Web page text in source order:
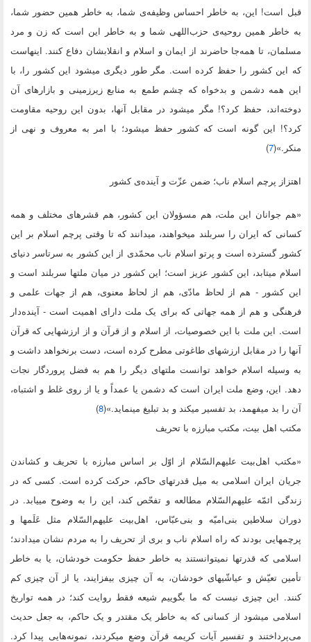
قبل است! این، به خاطر احساس وظیفه‌ی شما، به خاطر همین حضور شما،
به خاطر همین روحیه‌ی حزب‌اللهی شما و به خاطر این است که زن و مرد
مسلمان، تا همه‌جا حاضرند از ایمان و اسلام و انقلابشان دفاع کنند. اینهاست
که این کشور را حفظ کرده است. مگر طور دیگری میشود این کشور را، با
این همه دشمن و بدخواه که چشم طمع به منابع زیرزمینی و بازارهای آن
دوخته‌اند، حفظ کرد؟! مگر میشود در مقابل آنها، بدون این روحیه مقاومت
کرد؟! این گونه است که کشور حفظ میشود؛ با امر به معروف و نهی از
منکر.»(7
)
اهتزاز پرچم اسلام ناب؛ ضمن عزّت و آینده‌ی کشور
«هم جوانان این ملت، هم مسؤولان این کشور، هم قشرهای مختلف و همه
کسانی که ایران را سربلند میخواهند، میدانند که تا وقتی پرچم اسلام بر این
کشور گسترده است و پرتو اسلام ناب محمّدی از این کشور به سرتاسر دنیای
اسلام میتابد، این کشور عزیز است؛ این کشور در میان ملتها سربلند است و
این کشور - هم از لحاظ مادّی، هم از لحاظ معنوی، هم از جهات علمی و
فرهنگی و هم از همه جهاتی که برای یک ملت دارای اهمیت است - آینده‌دار
است. این ملت با این خصوصیات، از اسلام و از قرآن و از ارزشهایی که قرآن
آنها را در مقابل ارزشهای طاغوتی مطرح کرده است، دست برنخواهد داشت و
به وسیله اسلام خواهد توانست ملتهای دیگر را هم به فضل پروردگار نجات
دهد. این، وضع ملت ایران است که دشمن یا عمداً و یا از روی غلط و اشتباه،
آن را بد میفهمد، بد تفسیر میکند و بد تبلیغ مینماید.»(8
)
مکتب اهل بیت، مکتب مبارزه با تحریف
«مکتب اهل‌بیت علیهم‌السّلام از اوّل بر اساس مبارزه با تحریف و کشاندن
جریان ایران اسلامی به میل قدرتهای حاکم، حرکت کرده است. کسی که در
زندگی ائمّه علیهم‌السّلام مطالعه و تفحّص کند، این را به وضوح مییابد. در
دوران سلاطین بنی‌امیّه و بنی‌عبّاس، اهل‌بیت علیهم‌السّلام مثل عَلَمها و
پرچمهایی بودند که راه اسلام ناب و بری از تحریف را به مردم نشان میدادند؛
اسلامی که قدرتها نمیتوانستند به خاطر حفظ حکومت خودشان، یا به خاطر
تأمین تعیّش و عیاشّیهای خودشان، به آن چیزی بیفزایند، یا از آن چیزی کم
کنند. این چیزی نیست که ما بگوییم شیعه فقط روایت کند؛ در همه تواریخ
اسلامی میشود از کسانی که به خاطر یک مقتدر و یک حاکم، به جعل حدیث
می‌پرداختند و تفسیر آیات کریمه قرآن وضع میکردند، نمونه‌هایی پیدا کرد.